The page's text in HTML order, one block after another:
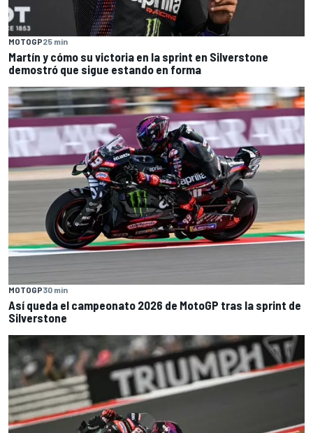
MOTOGP25 min
Martín y cómo su victoria en la sprint en Silverstone
demostró que sigue estando en forma
MOTOGP30 min
Así queda el campeonato 2026 de MotoGP tras la sprint de
Silverstone